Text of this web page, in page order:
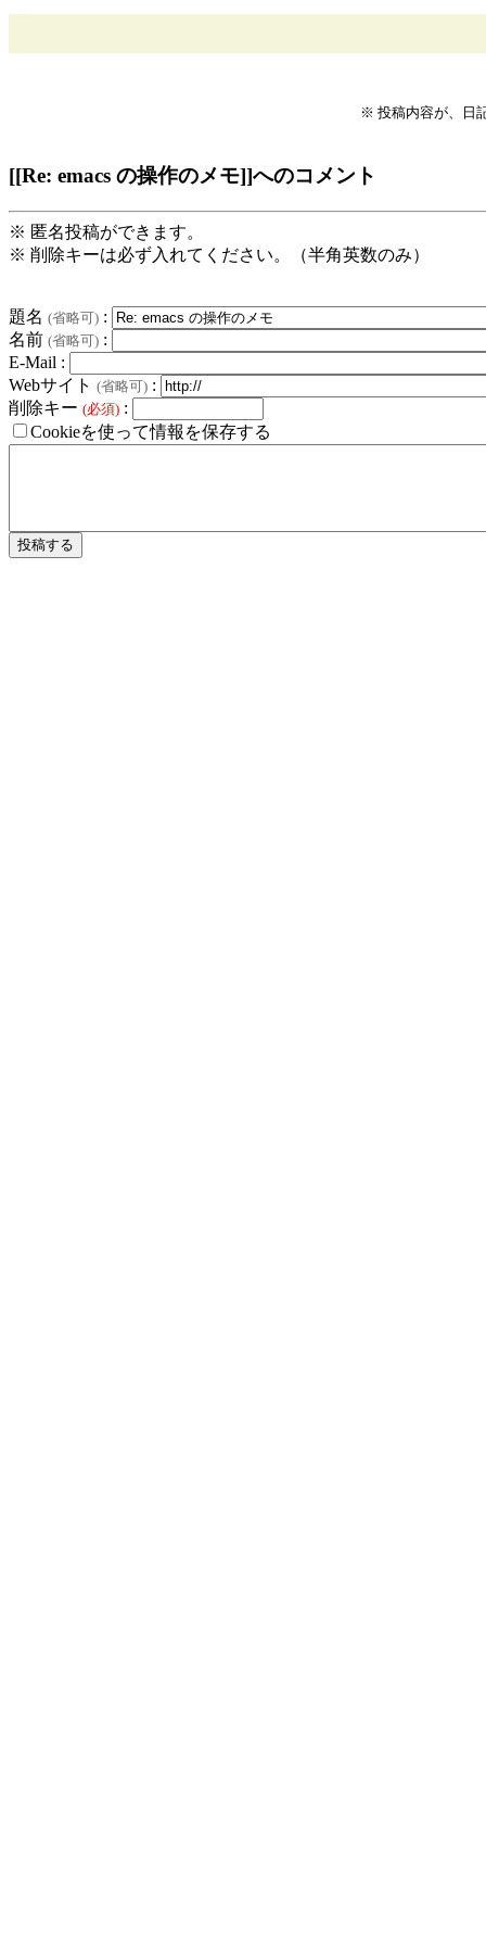
※ 投稿内容が、日
[[Re: emacs の操作のメモ]]へのコメント
※ 匿名投稿ができます。
※ 削除キーは必ず入れてください。（半角英数のみ）
題名 (省略可) :
名前 (省略可) :
E-Mail :
Webサイト (省略可) :
削除キー (必須) :
Cookieを使って情報を保存する